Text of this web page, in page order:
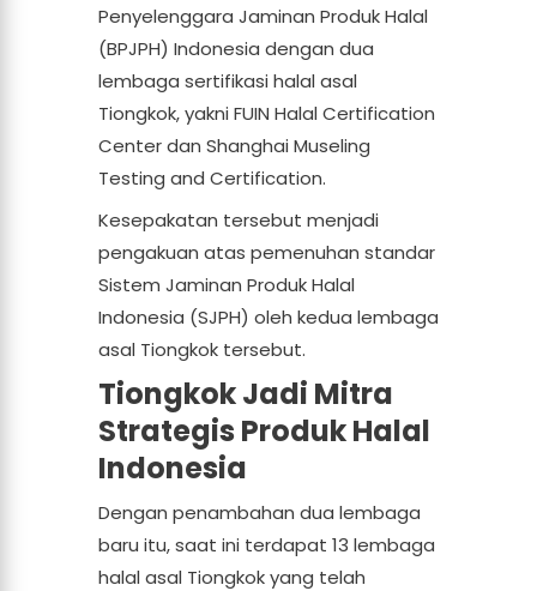
Penyelenggara Jaminan Produk Halal
(BPJPH) Indonesia dengan dua
lembaga sertifikasi halal asal
Tiongkok, yakni FUIN Halal Certification
Center dan Shanghai Museling
Testing and Certification.
Kesepakatan tersebut menjadi
pengakuan atas pemenuhan standar
Sistem Jaminan Produk Halal
Indonesia (SJPH) oleh kedua lembaga
asal Tiongkok tersebut.
Tiongkok Jadi Mitra
Strategis Produk Halal
Indonesia
Dengan penambahan dua lembaga
baru itu, saat ini terdapat 13 lembaga
halal asal Tiongkok yang telah